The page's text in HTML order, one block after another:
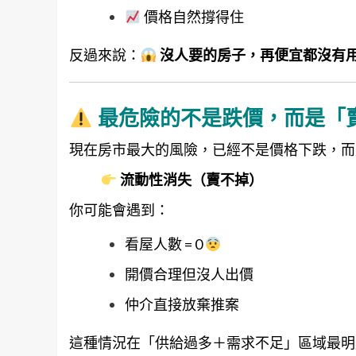
價格自然撐得住
反過來說： 沒人要的房子，再便宜都沒有
最危險的不是跌價，而是「
現在房市最大的風險，已經不是價格下跌，而
流動性消失（賣不掉）
你可能會遇到：
看屋人數 = 0
開價合理但沒人出價
仲介直接放棄推案
這種情況在「供給過多＋需求不足」區域最明